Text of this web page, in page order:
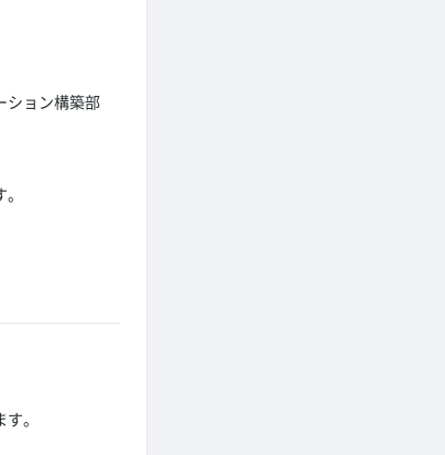
ション構築部
。